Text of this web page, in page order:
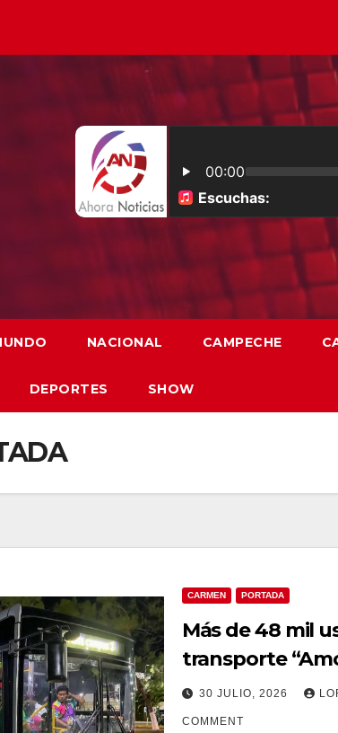
NACIONAL CAMPECHE
DEPORTES SHOW
CARMEN PORTADA
Más de 48 mil
transporte
durante la Feria
30 JULIO, 2026
COMMENT